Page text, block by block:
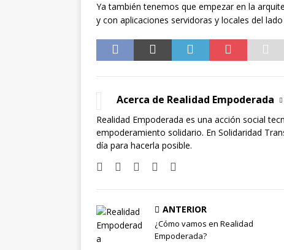
Ya también tenemos que empezar en la
y con aplicaciones servidoras y locales del
Acerca de Realidad Empoderada
Realidad Empoderada es una acción social
empoderamiento solidario. En Solidaridad
día para hacerla posible.
ANTERIOR
¿Cómo vamos en Realidad
Empoderada?